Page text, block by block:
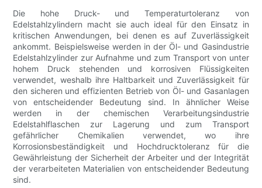
Die hohe Druck- und Temperaturtoleranz von
Edelstahlzylindern macht sie auch ideal für den Einsatz in
kritischen Anwendungen, bei denen es auf Zuverlässigkeit
ankommt. Beispielsweise werden in der Öl- und Gasindustrie
Edelstahlzylinder zur Aufnahme und zum Transport von unter
hohem Druck stehenden und korrosiven Flüssigkeiten
verwendet, weshalb ihre Haltbarkeit und Zuverlässigkeit für
den sicheren und effizienten Betrieb von Öl- und Gasanlagen
von entscheidender Bedeutung sind. In ähnlicher Weise
werden in der chemischen Verarbeitungsindustrie
Edelstahlflaschen zur Lagerung und zum Transport
gefährlicher Chemikalien verwendet, wo ihre
Korrosionsbeständigkeit und Hochdrucktoleranz für die
Gewährleistung der Sicherheit der Arbeiter und der Integrität
der verarbeiteten Materialien von entscheidender Bedeutung
sind.